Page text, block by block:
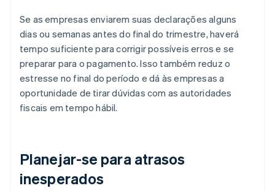
Se as empresas enviarem suas declarações alguns
dias ou semanas antes do final do trimestre, haverá
tempo suficiente para corrigir possíveis erros e se
preparar para o pagamento. Isso também reduz o
estresse no final do período e dá às empresas a
oportunidade de tirar dúvidas com as autoridades
fiscais em tempo hábil.
Planejar-se para atrasos
inesperados